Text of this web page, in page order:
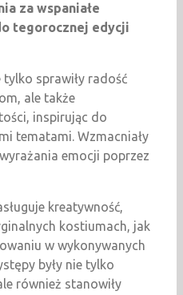
za wspaniałe
tegorocznej edycji
sprawiły radość
ale także
inspirując do
tematami. Wzmacniały
emocji poprzez
kreatywność,
kostiumach, jak
w wykonywanych
były nie tylko
również stanowiły